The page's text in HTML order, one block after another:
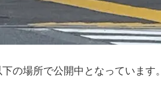
の場所で公開中となっています。